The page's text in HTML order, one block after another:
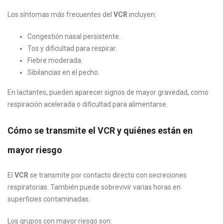
Los síntomas más frecuentes del VCR incluyen:
Congestión nasal persistente.
Tos y dificultad para respirar.
Fiebre moderada.
Sibilancias en el pecho.
En lactantes, pueden aparecer signos de mayor gravedad, como
respiración acelerada o dificultad para alimentarse.
Cómo se transmite el VCR y quiénes están en
mayor riesgo
El VCR se transmite por contacto directo con secreciones
respiratorias. También puede sobrevivir varias horas en
superficies contaminadas.
Los grupos con mayor riesgo son: